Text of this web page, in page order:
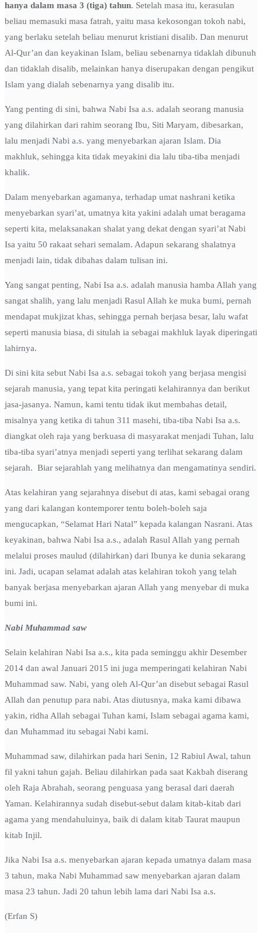
hanya dalam masa 3 (tiga) tahun. Setelah masa itu, kerasulan
beliau memasuki masa fatrah, yaitu masa kekosongan tokoh nabi,
yang berlaku setelah beliau menurut kristiani disalib. Dan menurut
Al-Qur’an dan keyakinan Islam, beliau sebenarnya tidaklah dibunuh
dan tidaklah disalib, melainkan hanya diserupakan dengan pengikut
Islam yang dialah sebenarnya yang disalib itu.
Yang penting di sini, bahwa Nabi Isa a.s. adalah seorang manusia
yang dilahirkan dari rahim seorang Ibu, Siti Maryam, dibesarkan,
lalu menjadi Nabi a.s. yang menyebarkan ajaran Islam. Dia
makhluk, sehingga kita tidak meyakini dia lalu tiba-tiba menjadi
khalik.
Dalam menyebarkan agamanya, terhadap umat nashrani ketika
menyebarkan syari’at, umatnya kita yakini adalah umat beragama
seperti kita, melaksanakan shalat yang dekat dengan syari’at Nabi
Isa yaitu 50 rakaat sehari semalam. Adapun sekarang shalatnya
menjadi lain, tidak dibahas dalam tulisan ini.
Yang sangat penting, Nabi Isa a.s. adalah manusia hamba Allah yang
sangat shalih, yang lalu menjadi Rasul Allah ke muka bumi, pernah
mendapat mukjizat khas, sehingga pernah berjasa besar, lalu wafat
seperti manusia biasa, di situlah ia sebagai makhluk layak diperingati
lahirnya.
Di sini kita sebut Nabi Isa a.s. sebagai tokoh yang berjasa mengisi
sejarah manusia, yang tepat kita peringati kelahirannya dan berikut
jasa-jasanya. Namun, kami tentu tidak ikut membahas detail,
misalnya yang ketika di tahun 311 masehi, tiba-tiba Nabi Isa a.s.
diangkat oleh raja yang berkuasa di masyarakat menjadi Tuhan, lalu
tiba-tiba syari’atnya menjadi seperti yang terlihat sekarang dalam
sejarah. Biar sejarahlah yang melihatnya dan mengamatinya sendiri.
Atas kelahiran yang sejarahnya disebut di atas, kami sebagai orang
yang dari kalangan kontemporer tentu boleh-boleh saja
mengucapkan, “Selamat Hari Natal” kepada kalangan Nasrani. Atas
keyakinan, bahwa Nabi Isa a.s., adalah Rasul Allah yang pernah
melalui proses maulud (dilahirkan) dari Ibunya ke dunia sekarang
ini. Jadi, ucapan selamat adalah atas kelahiran tokoh yang telah
banyak berjasa menyebarkan ajaran Allah yang menyebar di muka
bumi ini.
Nabi Muhammad saw
Selain kelahiran Nabi Isa a.s., kita pada seminggu akhir Desember
2014 dan awal Januari 2015 ini juga memperingati kelahiran Nabi
Muhammad saw. Nabi, yang oleh Al-Qur’an disebut sebagai Rasul
Allah dan penutup para nabi. Atas diutusnya, maka kami dibawa
yakin, ridha Allah sebagai Tuhan kami, Islam sebagai agama kami,
dan Muhammad itu sebagai Nabi kami.
Muhammad saw, dilahirkan pada hari Senin, 12 Rabiul Awal, tahun
fil yakni tahun gajah. Beliau dilahirkan pada saat Kakbah diserang
oleh Raja Abrahah, seorang penguasa yang berasal dari daerah
Yaman. Kelahirannya sudah disebut-sebut dalam kitab-kitab dari
agama yang mendahuluinya, baik di dalam kitab Taurat maupun
kitab Injil.
Jika Nabi Isa a.s. menyebarkan ajaran kepada umatnya dalam masa
3 tahun, maka Nabi Muhammad saw menyebarkan ajaran dalam
masa 23 tahun. Jadi 20 tahun lebih lama dari Nabi Isa a.s.
(Erfan S)